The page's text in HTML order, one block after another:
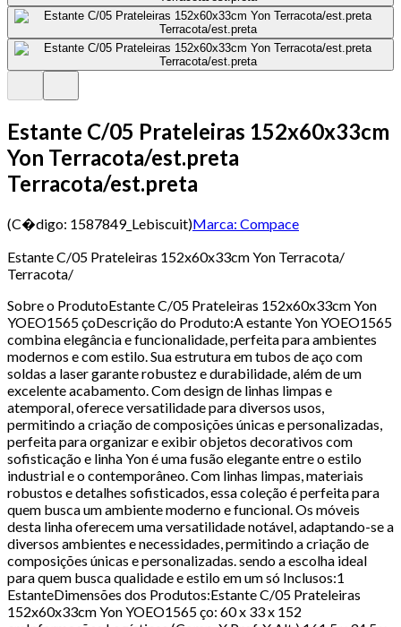
Estante C/05 Prateleiras 152x60x33cm
Yon Terracota/est.preta
Terracota/est.preta
(C�digo: 1587849_Lebiscuit)Marca: Compace
Estante C/05 Prateleiras 152x60x33cm Yon Terracota/
Terracota/
Sobre o ProdutoEstante C/05 Prateleiras 152x60x33cm Yon
YOEO1565 çoDescrição do Produto:A estante Yon YOEO1565
combina elegância e funcionalidade, perfeita para ambientes
modernos e com estilo. Sua estrutura em tubos de aço com
soldas a laser garante robustez e durabilidade, além de um
excelente acabamento. Com design de linhas limpas e
atemporal, oferece versatilidade para diversos usos,
permitindo a criação de composições únicas e personalizadas,
perfeita para organizar e exibir objetos decorativos com
sofisticação e linha Yon é uma fusão elegante entre o estilo
industrial e o contemporâneo. Com linhas limpas, materiais
robustos e detalhes sofisticados, essa coleção é perfeita para
quem busca um ambiente moderno e funcional. Os móveis
desta linha oferecem uma versatilidade notável, adaptando-se a
diversos ambientes e necessidades, permitindo a criação de
composições únicas e personalizadas. sendo a escolha ideal
para quem busca qualidade e estilo em um só Inclusos:1
EstanteDimensões dos Produtos:Estante C/05 Prateleiras
152x60x33cm Yon YOEO1565 ço: 60 x 33 x 152